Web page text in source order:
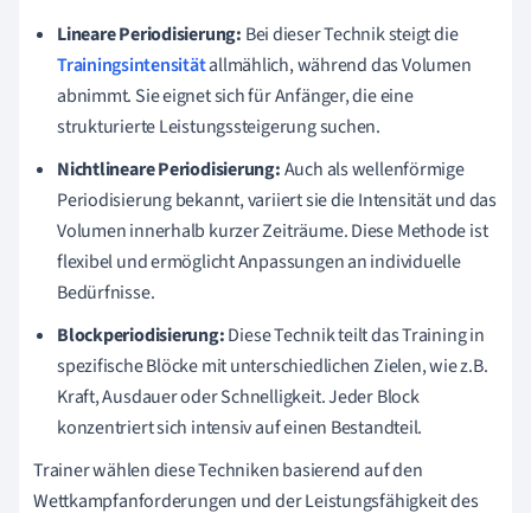
Lineare Periodisierung: Bei dieser Technik steigt die
Trainingsintensitätallmählich, während das Volumen
abnimmt. Sie eignet sich für Anfänger, die eine
strukturierte Leistungssteigerung suchen.
Nichtlineare Periodisierung:Auch als wellenförmige
Periodisierung bekannt, variiert sie die Intensität und das
Volumen innerhalb kurzer Zeiträume. Diese Methode ist
flexibel und ermöglicht Anpassungen an individuelle
Bedürfnisse.
Blockperiodisierung:Diese Technik teilt das Training in
spezifische Blöcke mit unterschiedlichen Zielen, wie z.B.
Kraft, Ausdauer oder Schnelligkeit. Jeder Block
konzentriert sich intensiv auf einen Bestandteil.
Trainer wählen diese Techniken basierend auf den
Wettkampfanforderungen und der Leistungsfähigkeit des